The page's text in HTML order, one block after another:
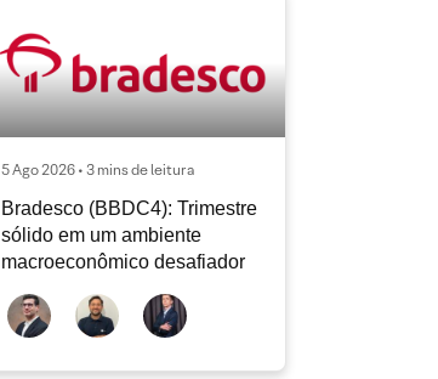
5 Ago 2026 • 3 mins de leitura
Bradesco (BBDC4): Trimestre
sólido em um ambiente
macroeconômico desafiador